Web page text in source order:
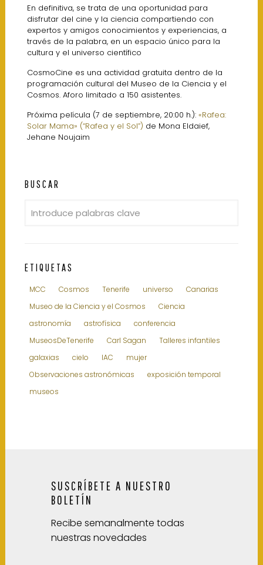
En definitiva, se trata de una oportunidad para
disfrutar del cine y la ciencia compartiendo con
expertos y amigos conocimientos y experiencias, a
través de la palabra, en un espacio único para la
cultura y el universo científico
CosmoCine es una actividad gratuita dentro de la
programación cultural del Museo de la Ciencia y el
Cosmos. Aforo limitado a 150 asistentes.
Próxima película (7 de septiembre, 20:00 h.): «Rafea:
Solar Mama» (“Rafea y el Sol”) de Mona Eldaief,
Jehane Noujaim
BUSCAR
ETIQUETAS
MCC Cosmos Tenerife universo
Canarias
Museo de la Ciencia y el Cosmos
Ciencia
astronomía
astrofísica
conferencia
MuseosDeTenerife
Carl Sagan
Talleres infantiles
galaxias
cielo IAC
mujer
Observaciones astronómicas
exposición temporal
museos
SUSCRÍBETE A NUESTRO
BOLETÍN
Recibe semanalmente todas
nuestras novedades